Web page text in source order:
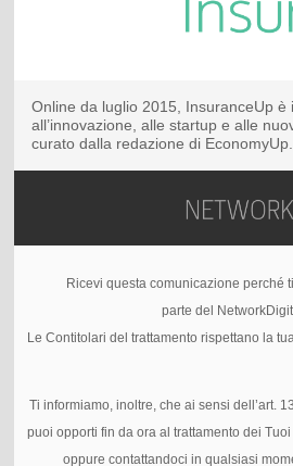
Online da luglio 2015, InsuranceUp è
all’innovazione, alle startup e alle
curato dalla redazione di EconomyUp.
Ricevi questa comunicazione perché
parte del
Le Contitolari del trattamento rispettano la
Ti informiamo, inoltre, che ai sensi dell’art.
puoi opporti fin da ora al trattamento dei
oppure contattandoci in qualsiasi